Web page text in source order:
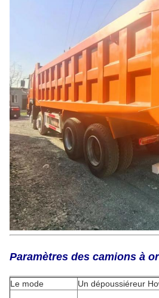
Paramètres des camions à
Le mode Un dépoussiéreur